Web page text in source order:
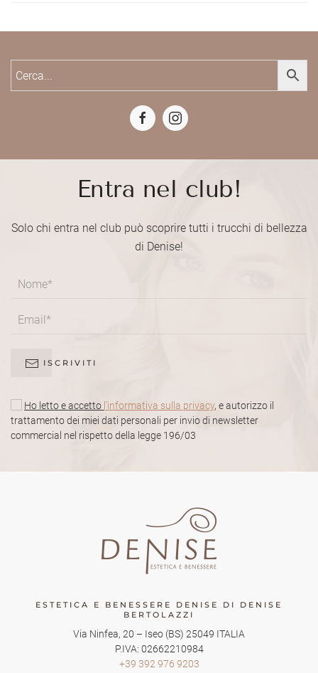
Entra nel club!
Solo chi entra nel club può scoprire tutti i trucchi di bellezza
di Denise!
ISCRIVITI
Ho letto e accetto l'informativa sulla privacy, e autorizzo il
trattamento dei miei dati personali per invio di newsletter
commercial nel rispetto della legge 196/03
ESTETICA E BENESSERE DENISE DI DENISE
BERTOLAZZI
Via Ninfea, 20 – Iseo (BS) 25049 ITALIA
P.IVA: 02662210984
+39 392 976 9203